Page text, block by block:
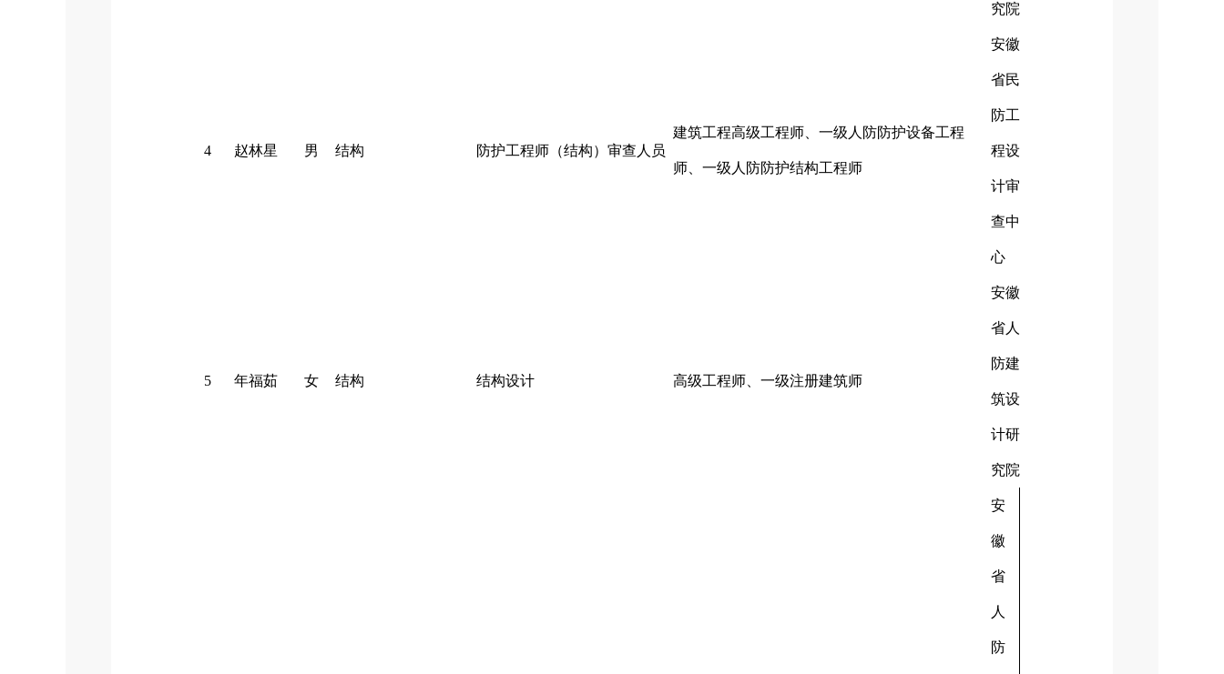
究院
4 赵林星 男 结构 防护工程师（结构）审查人员
建筑工程高级工程师、一级人防防护设备工程
师、一级人防防护结构工程师
安徽
省民
防工
程设
计审
查中
心
5 年福茹 女 结构 结构设计 高级工程师、一级注册建筑师
安徽
省人
防建
筑设
计研
究院
安
徽
省
人
防